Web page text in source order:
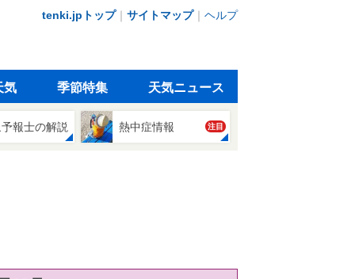
tenki.jpトップ｜ サイトマップ｜ ヘルプ
気 季節特集 天気ニュース
報士の解説 熱中症情報 注目